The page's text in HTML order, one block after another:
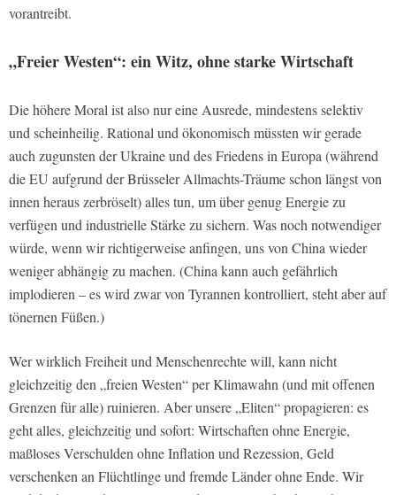
vorantreibt.
„Freier Westen“: ein Witz, ohne starke Wirtschaft
Die höhere Moral ist also nur eine Ausrede, mindestens selektiv
und scheinheilig. Rational und ökonomisch müssten wir gerade
auch zugunsten der Ukraine und des Friedens in Europa (während
die EU aufgrund der Brüsseler Allmachts-Träume schon längst von
innen heraus zerbröselt) alles tun, um über genug Energie zu
verfügen und industrielle Stärke zu sichern. Was noch notwendiger
würde, wenn wir richtigerweise anfingen, uns von China wieder
weniger abhängig zu machen. (China kann auch gefährlich
implodieren – es wird zwar von Tyrannen kontrolliert, steht aber auf
tönernen Füßen.)
Wer wirklich Freiheit und Menschenrechte will, kann nicht
gleichzeitig den „freien Westen“ per Klimawahn (und mit offenen
Grenzen für alle) ruinieren. Aber unsere „Eliten“ propagieren: es
geht alles, gleichzeitig und sofort: Wirtschaften ohne Energie,
maßloses Verschulden ohne Inflation und Rezession, Geld
verschenken an Flüchtlinge und fremde Länder ohne Ende. Wir